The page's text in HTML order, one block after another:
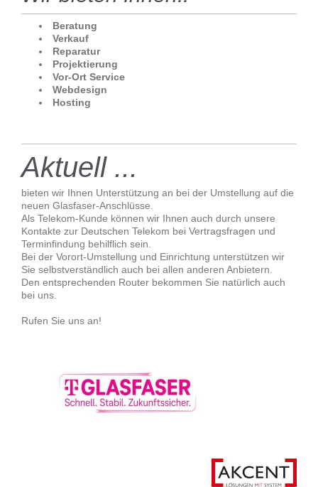
Beratung
Verkauf
Reparatur
Projektierung
Vor-Ort Service
Webdesign
Hosting
Aktuell ...
bieten wir Ihnen Unterstützung an bei der Umstellung auf die
neuen Glasfaser-Anschlüsse.
Als Telekom-Kunde können wir Ihnen auch durch unsere
Kontakte zur Deutschen Telekom bei Vertragsfragen und
Terminfindung behilflich sein.
Bei der Vorort-Umstellung und Einrichtung unterstützen wir
Sie selbstverständlich auch bei allen anderen Anbietern.
Den entsprechenden Router bekommen Sie natürlich auch
bei uns.
Rufen Sie uns an!